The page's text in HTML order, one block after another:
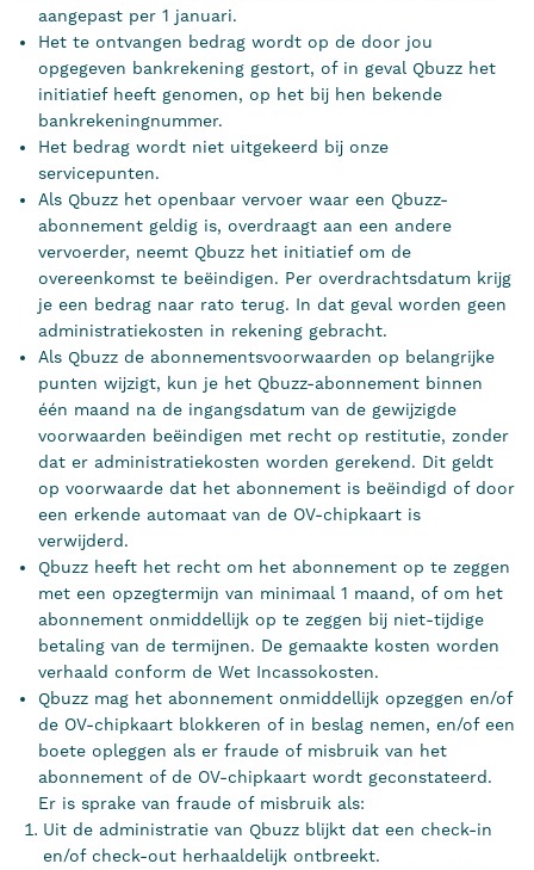
aangepast per 1 januari.
Het te ontvangen bedrag wordt op de door jou
opgegeven bankrekening gestort, of in geval Qbuzz het
initiatief heeft genomen, op het bij hen bekende
bankrekeningnummer.
Het bedrag wordt niet uitgekeerd bij onze
servicepunten.
Als Qbuzz het openbaar vervoer waar een Qbuzz-
abonnement geldig is, overdraagt aan een andere
vervoerder, neemt Qbuzz het initiatief om de
overeenkomst te beëindigen. Per overdrachtsdatum krijg
je een bedrag naar rato terug. In dat geval worden geen
administratiekosten in rekening gebracht.
Als Qbuzz de abonnementsvoorwaarden op belangrijke
punten wijzigt, kun je het Qbuzz-abonnement binnen
één maand na de ingangsdatum van de gewijzigde
voorwaarden beëindigen met recht op restitutie, zonder
dat er administratiekosten worden gerekend. Dit geldt
op voorwaarde dat het abonnement is beëindigd of door
een erkende automaat van de OV-chipkaart is
verwijderd.
Qbuzz heeft het recht om het abonnement op te zeggen
met een opzegtermijn van minimaal 1 maand, of om het
abonnement onmiddellijk op te zeggen bij niet-tijdige
betaling van de termijnen. De gemaakte kosten worden
verhaald conform de Wet Incassokosten.
Qbuzz mag het abonnement onmiddellijk opzeggen en/of
de OV-chipkaart blokkeren of in beslag nemen, en/of een
boete opleggen als er fraude of misbruik van het
abonnement of de OV-chipkaart wordt geconstateerd.
Er is sprake van fraude of misbruik als:
Uit de administratie van Qbuzz blijkt dat een check-in
en/of check-out herhaaldelijk ontbreekt.